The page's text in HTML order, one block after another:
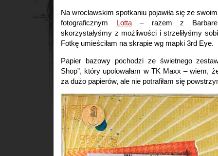
Na wrocławskim spotkaniu pojawiła się ze
fotograficznym Lotta– razem z
skorzystałyśmy z możliwości i strzeliłyśmy
Fotkę umieściłam na skrapie wg mapki 3rd Eye.
Papier bazowy pochodzi ze świetnego
Shop”, który upolowałam w TK Maxx – wiem,
za dużo papierów, ale nie potrafiłam się